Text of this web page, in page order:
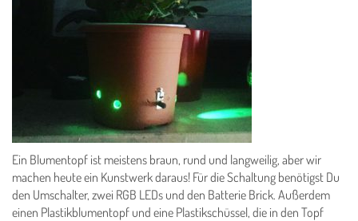
Ein Blumentopf ist meistens braun, rund und langweilig, aber wir
machen heute ein Kunstwerk daraus! Für die Schaltung benötigst Du
den Umschalter, zwei RGB LEDs und den Batterie Brick. Außerdem
einen Plastikblumentopf und eine Plastikschüssel, die in den Topf